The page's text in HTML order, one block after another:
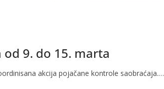
9. do 15. marta
akcija pojačane kontrole saobraćaja.…